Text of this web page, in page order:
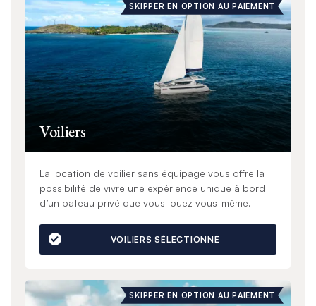
SKIPPER EN OPTION AU PAIEMENT
Voiliers
La location de voilier sans équipage vous offre la
possibilité de vivre une expérience unique à bord
d’un bateau privé que vous louez vous-même.
VOILIERS SÉLECTIONNÉ
SKIPPER EN OPTION AU PAIEMENT